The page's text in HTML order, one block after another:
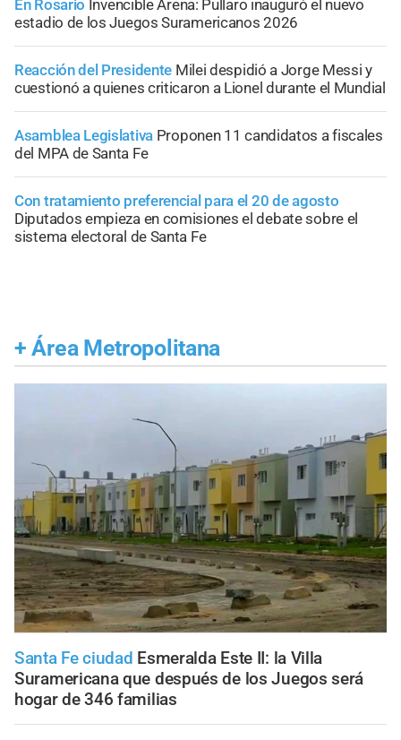
En Rosario Invencible Arena: Pullaro inauguró el nuevo
estadio de los Juegos Suramericanos 2026
Reacción del Presidente Milei despidió a Jorge Messi y
cuestionó a quienes criticaron a Lionel durante el Mundial
Asamblea Legislativa Proponen 11 candidatos a fiscales
del MPA de Santa Fe
Con tratamiento preferencial para el 20 de agosto
Diputados empieza en comisiones el debate sobre el
sistema electoral de Santa Fe
+ Área Metropolitana
Santa Fe ciudad Esmeralda Este II: la Villa
Suramericana que después de los Juegos será
hogar de 346 familias